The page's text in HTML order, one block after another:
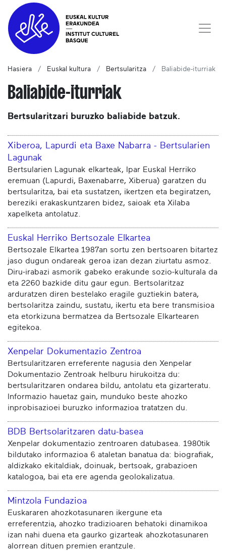
Hasiera Euskal kultura Bertsularitza Baliabide-iturriak
Baliabide-iturriak
Bertsularitzari buruzko baliabide batzuk.
Xiberoa, Lapurdi eta Baxe Nabarra - Bertsularien
Lagunak
Bertsularien Lagunak elkarteak, Ipar Euskal Herriko
eremuan (Lapurdi, Baxenabarre, Xiberua) garatzen du
bertsularitza, bai eta sustatzen, ikertzen eta begiratzen,
bereziki erakaskuntzaren bidez, saioak eta Xilaba
xapelketa antolatuz.
Euskal Herriko Bertsozale Elkartea
Bertsozale Elkartea 1987an sortu zen bertsoaren bitartez
jaso dugun ondareak geroa izan dezan ziurtatu asmoz.
Diru-irabazi asmorik gabeko erakunde sozio-kulturala da
eta 2260 bazkide ditu gaur egun. Bertsolaritzaz
arduratzen diren bestelako eragile guztiekin batera,
bertsolaritza zaindu, sustatu, ikertu eta bere transmisioa
eta etorkizuna bermatzea da Bertsozale Elkartearen
egitekoa.
Xenpelar Dokumentazio Zentroa
Bertsularitzaren erreferente nagusia den Xenpelar
Dokumentazio Zentroak helburu hirukoitza du:
bertsularitzaren ondarea bildu, antolatu eta gizarteratu.
Informazio hauetaz gain, munduko beste ahozko
inprobisazioei buruzko informazioa tratatzen du.
BDB Bertsolaritzaren datu-basea
Xenpelar dokumentazio zentroaren datubasea. 1980tik
bildutako informazioa 6 ataletan banatua da: biografiak,
aldizkako ekitaldiak, doinuak, bertsoak, grabazioen
katalogoa, bai eta ere agenda geolokalizatua.
Mintzola Fundazioa
Euskararen ahozkotasunaren ikergune eta
erreferentzia, ahozko tradizioaren behatoki dinamikoa
izan nahi duena eta gaurko gizarteak ahozkotasunaren
alorrean dituen premien erantzule.